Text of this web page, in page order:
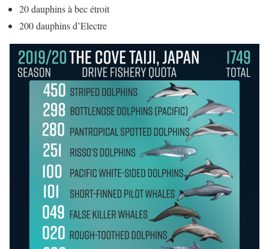
20 dauphins à bec étroit
200 dauphins d’Electre